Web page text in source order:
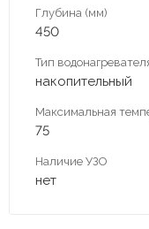
Глубина (мм)
450
Тип
накопительный
Максимальная
75
Наличие УЗО
нет